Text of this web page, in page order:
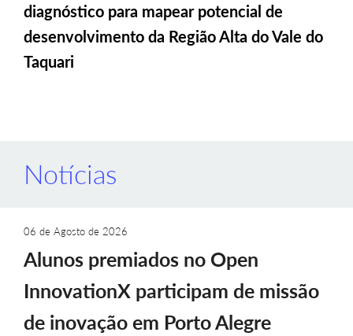
diagnóstico para mapear potencial de
desenvolvimento da Região Alta do Vale do
Taquari
Notícias
06 de Agosto de 2026
Alunos premiados no Open
InnovationX participam de missão
de inovação em Porto Alegre